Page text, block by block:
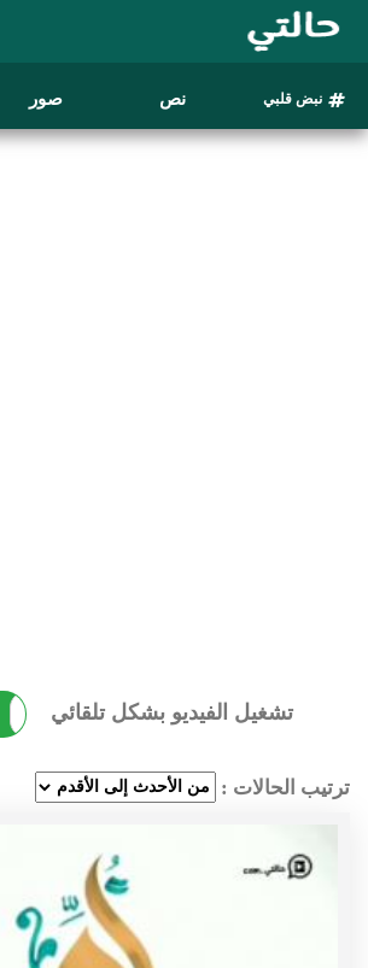
نبض قلبي نص صور
تشغيل الفيديو بشكل تلقائي
غير مفعل
ترتيب الحالات :